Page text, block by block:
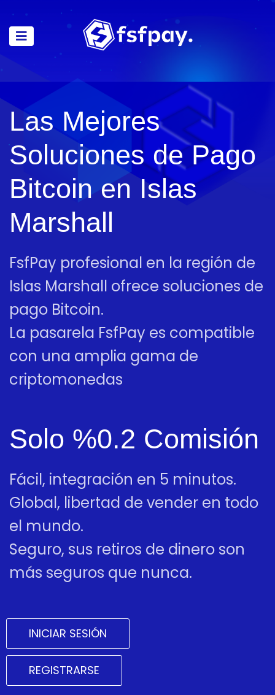
Las Mejores
Soluciones de Pago
Bitcoin en Islas
Marshall
FsfPay profesional en la región de
Islas Marshall ofrece soluciones de
pago Bitcoin.
La pasarela FsfPay es compatible
con una amplia gama de
criptomonedas
Solo %0.2 Comisión
Fácil, integración en 5 minutos.
Global, libertad de vender en todo
el mundo.
Seguro, sus retiros de dinero son
más seguros que nunca.
INICIAR SESIÓN
REGISTRARSE